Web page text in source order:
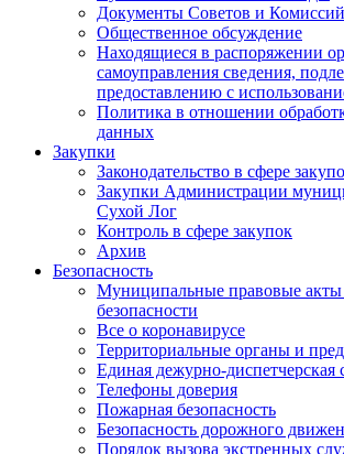
Документы Советов и Комиссий
Общественное обсуждение
Находящиеся в распоряжении
самоуправления сведения,
предоставлению с
Политика в отношении
данных
Закупки
Законодательство в сфере
Закупки Администрации
Сухой Лог
Контроль в сфере закупок
Архив
Безопасность
Муниципальные правовые акты
безопасности
Все о коронавирусе
Территориальные органы и
Единая дежурно-
Телефоны доверия
Пожарная безопасность
Безопасность дорожного
Порядок вызова экстренных